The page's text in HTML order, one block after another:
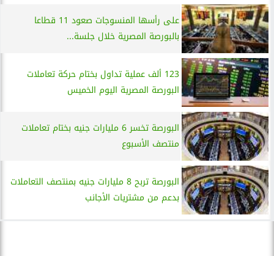
على رأسها المنسوجات صعود 11 قطاعا
بالبورصة المصرية خلال جلسة...
123 ألف عملية تداول بختام حركة تعاملات
البورصة المصرية اليوم الخميس
البورصة تخسر 6 مليارات جنيه بختام تعاملات
منتصف الأسبوع
البورصة تربح 8 مليارات جنيه بمنتصف التعاملات
بدعم من مشتريات الأجانب